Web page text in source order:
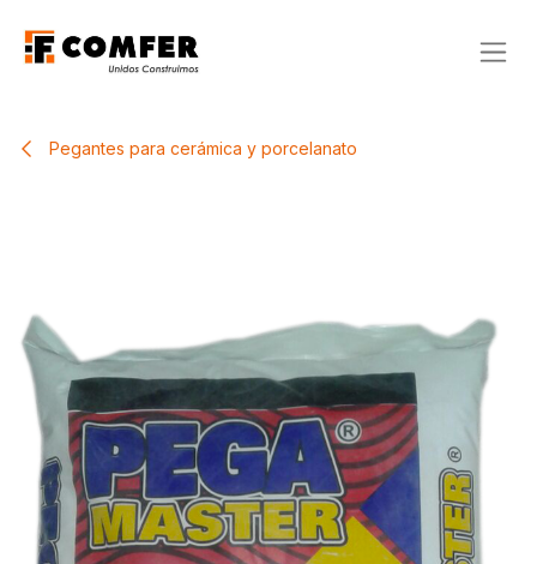
Pegantes para cerámica y porcelanato